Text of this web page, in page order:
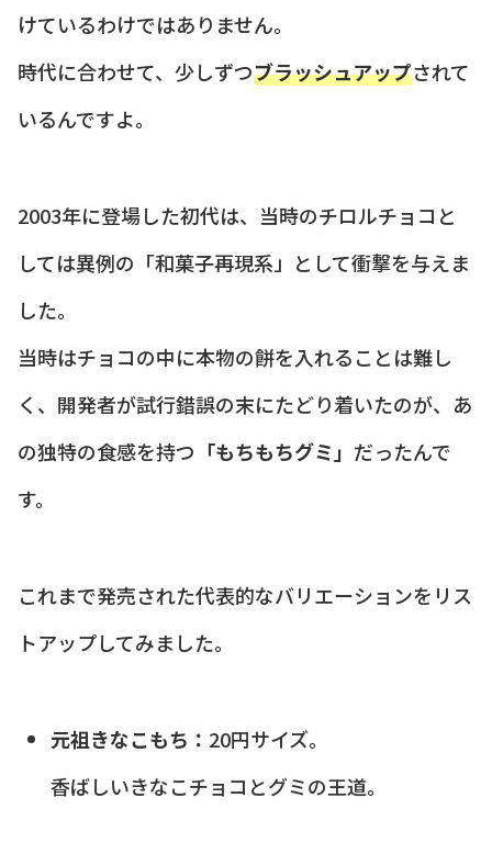
けているわけではありません。
時代に合わせて、少しずつブラッシュアップされて
いるんですよ。
2003年に登場した初代は、当時のチロルチョコと
しては異例の「和菓子再現系」として衝撃を与えま
した。
当時はチョコの中に本物の餅を入れることは難し
く、開発者が試行錯誤の末にたどり着いたのが、あ
の独特の食感を持つ 「もちもちグミ」 だったんで
す。
これまで発売された代表的なバリエーションをリス
トアップしてみました。
元祖きなこもち： 20円サイズ。
香ばしいきなこチョコとグミの王道。